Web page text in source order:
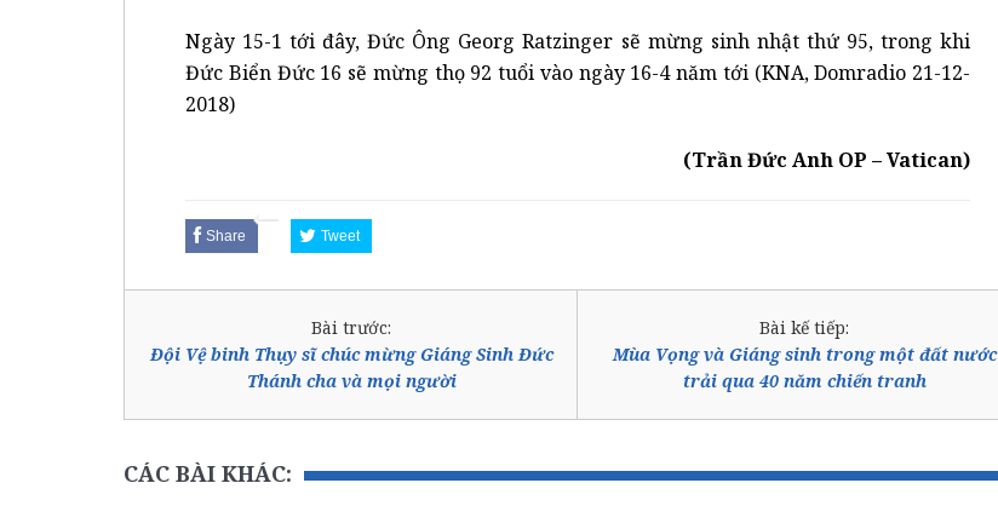
Ngày 15-1 tới đây, Đức Ông Georg Ratzinger sẽ mừng sinh nhật thứ 95, trong khi
Đức Biển Đức 16 sẽ mừng thọ 92 tuổi vào ngày 16-4 năm tới (KNA, Domradio 21-12-
2018)
(Trần Đức Anh OP – Vatican)
Share Tweet
Bài trước:
Đội Vệ binh Thụy sĩ chúc mừng Giáng Sinh Đức
Thánh cha và mọi người
Bài kế tiếp:
Mùa Vọng và Giáng sinh trong một đất nước
trải qua 40 năm chiến tranh
CÁC BÀI KHÁC: